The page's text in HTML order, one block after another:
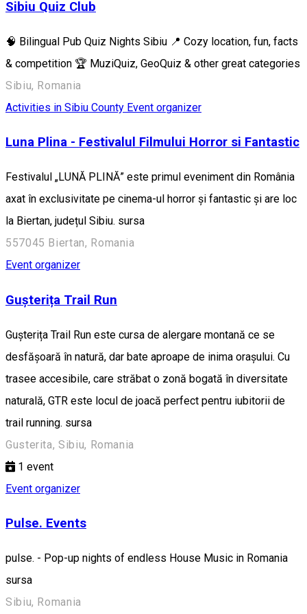
Sibiu Quiz Club
🧠 Bilingual Pub Quiz Nights Sibiu 📍 Cozy location, fun, facts
& competition 🏆 MuziQuiz, GeoQuiz & other great categories
Sibiu, Romania
Activities in Sibiu County Event organizer
Luna Plina - Festivalul Filmului Horror si Fantastic
Festivalul „LUNĂ PLINĂ” este primul eveniment din România
axat în exclusivitate pe cinema-ul horror și fantastic și are loc
la Biertan, județul Sibiu. sursa
557045 Biertan, Romania
Event organizer
Gușterița Trail Run
Gușterița Trail Run este cursa de alergare montană ce se
desfășoară în natură, dar bate aproape de inima orașului. Cu
trasee accesibile, care străbat o zonă bogată în diversitate
naturală, GTR este locul de joacă perfect pentru iubitorii de
trail running. sursa
Gusterita, Sibiu, Romania
1 event
Event organizer
Pulse. Events
pulse. - Pop-up nights of endless House Music in Romania
sursa
Sibiu, Romania